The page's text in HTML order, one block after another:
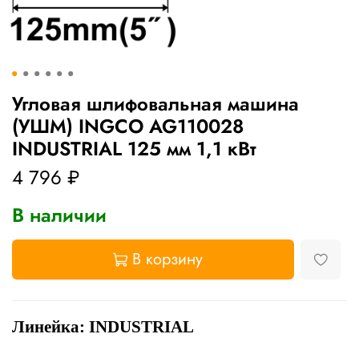
Угловая шлифовальная машина
(УШМ) INGCO AG110028
INDUSTRIAL 125 мм 1,1 кВт
4 796 ₽
В наличии
В корзину
Линейка: INDUSTRIAL